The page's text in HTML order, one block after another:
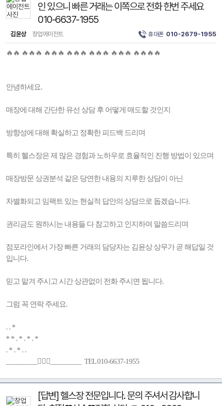
인 있으니 빠른 거래는 이쪽으로 전화 한번 주세요
010-6637-1955
김윤상 창업에이전트 휴대폰 010-2679-1955
🔥🔥 🔥🔥🔥 🔥🔥🔥 🔥🔥🔥 🔥🔥🔥 🔥🔥🔥 🔥🔥🔥🔥
안녕하세요.
매장에 대해 간단한 유선 상담 후 어떻게 매도할 것인지
방향성에 대해 확실하고 정확한 피드백 드리며
특히 헬스장은 제 많은 경험과 노하우로 효율적인 진행 방법이 있으며
매장방문 상권분석 같은 당연한 내용의 지루한 상담이 아닌
차별화되고 임팩트 있는 현실적 답안의 상담으로 돕겠습니다.
권리금도 원하시는 내용들 다 참고하고 인지하여 말씀드리며
점포라인에서 가장 빠른 거래의 담당자는 김윤상 상무가 곧 해답일 것
입니다.
믿고 맡겨 주시고 시간 상관없이 전화 주시면 됩니다.
그럼 꼭 연락 주세요.
. . *
* * . * . * . *
. * . * . .
_________🚶🏻‍♂️_________ TEL 010-6637-1955
[답변] 헬스장 전문입니다. 문의 주셔서 감사합니